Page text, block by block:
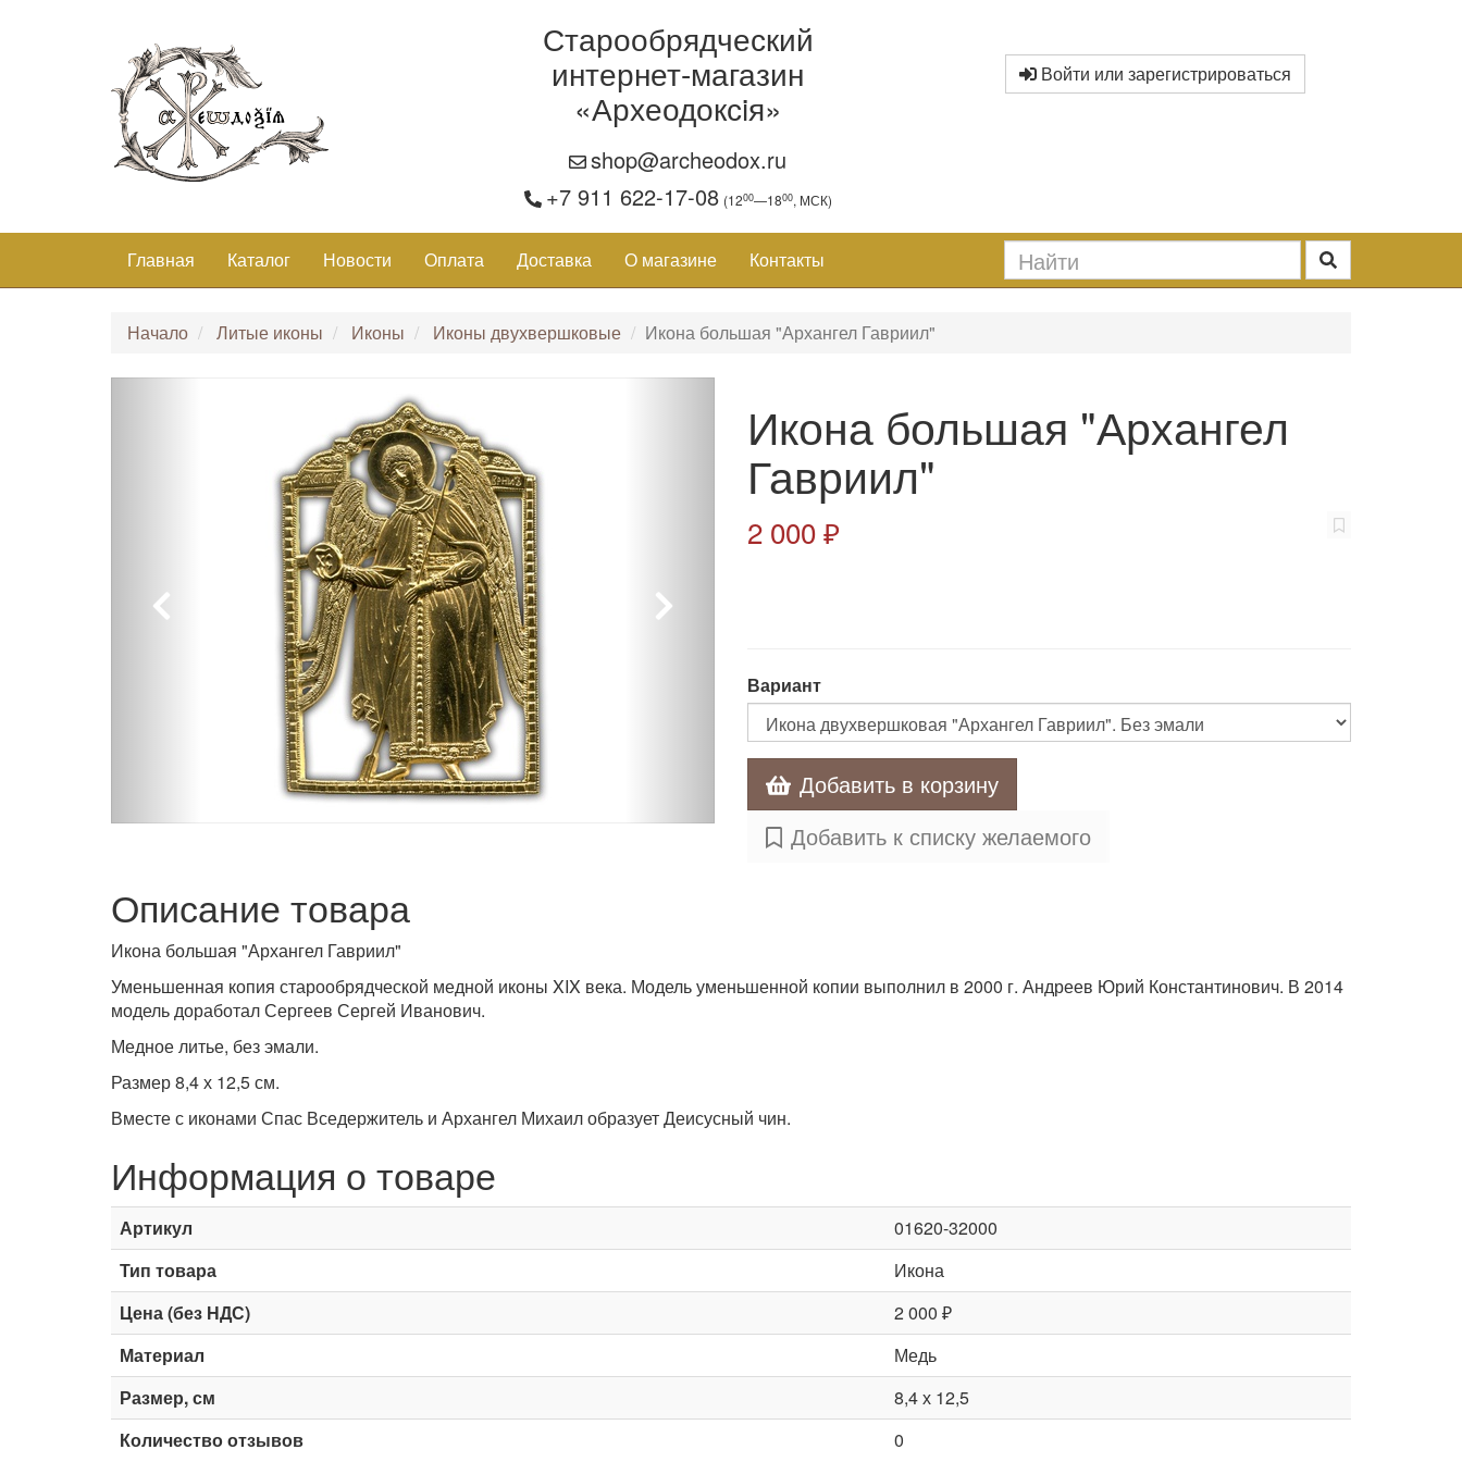
Старообрядческий
интернет-магазин
«Археодоксiя»
shop@archeodox.ru
+7 911 622-17-08 (1200—1800, МСК)
Войти или зарегистрироваться
Главная Каталог Новости Оплата Доставка О магазине Контакты
Начало Литые иконы Иконы Иконы двухвершковые Икона большая "Архангел Гавриил"
Икона большая "Архангел
Гавриил"
2 000 ₽
Вариант
Добавить в корзину
Добавить к списку желаемого
Описание товара
Икона большая "Архангел Гавриил"
Уменьшенная копия старообрядческой медной иконы XIX века. Модель уменьшенной копии выполнил в 2000 г. Андреев Юрий Константинович. В 2014
модель доработал Сергеев Сергей Иванович.
Медное литье, без эмали.
Размер 8,4 х 12,5 см.
Вместе с иконами Спас Вседержитель и Архангел Михаил образует Деисусный чин.
Информация о товаре
Артикул
01620-32000
Тип товара
Икона
Цена (без НДС)
2 000 ₽
Материал
Медь
Размер, см
8,4 х 12,5
Количество отзывов
0